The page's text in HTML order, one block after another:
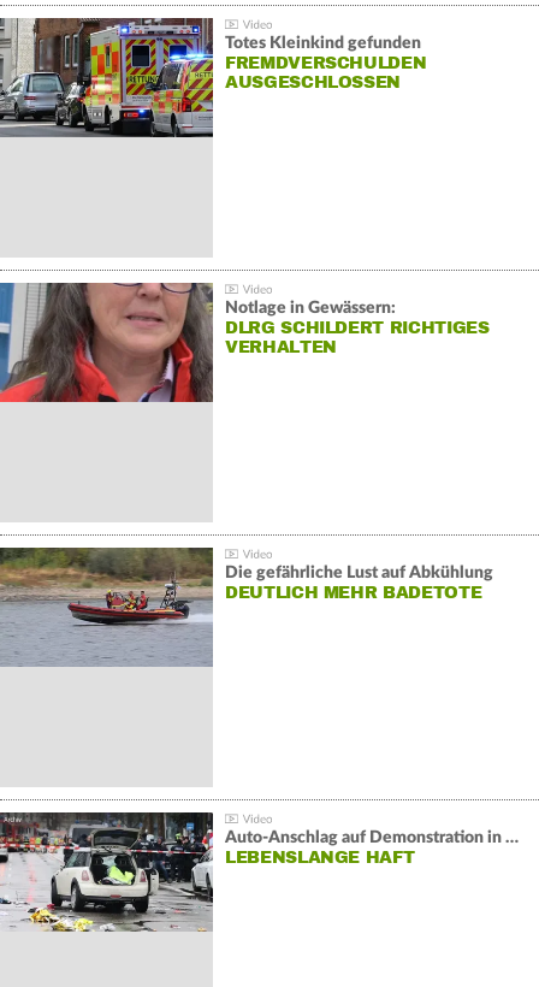
Totes Kleinkind gefunden
FREMDVERSCHULDEN
AUSGESCHLOSSEN
Notlage in Gewässern:
DLRG SCHILDERT RICHTIGES
VERHALTEN
Die gefährliche Lust auf Abkühlung
DEUTLICH MEHR BADETOTE
Auto-Anschlag auf Demonstration in München:
LEBENSLANGE HAFT